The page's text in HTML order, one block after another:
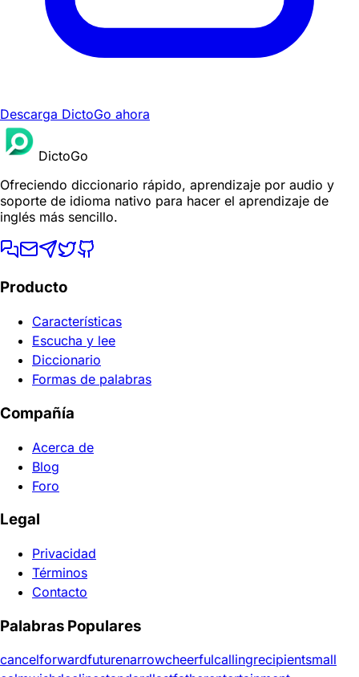
Descarga DictoGo ahora
DictoGo
Ofreciendo diccionario rápido, aprendizaje por audio y
soporte de idioma nativo para hacer el aprendizaje de
inglés más sencillo.
Producto
Características
Escucha y lee
Diccionario
Formas de palabras
Compañía
Acerca de
Blog
Foro
Legal
Privacidad
Términos
Contacto
Palabras Populares
cancelforwardfuturenarrowcheerfulcallingrecipientsmall